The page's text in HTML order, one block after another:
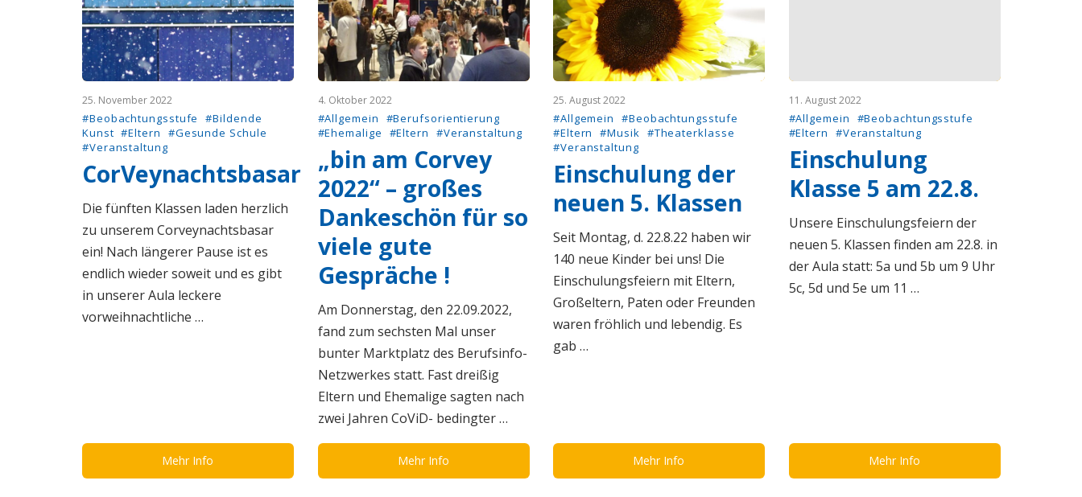
25. November 2022
#Beobachtungsstufe
#Bildende
Kunst #Eltern
#Gesunde Schule
#Veranstaltung
CorVeynachtsbasar
Die fünften Klassen laden herzlich
zu unserem Corveynachtsbasar
ein! Nach längerer Pause ist es
endlich wieder soweit und es gibt
in unserer Aula leckere
vorweihnachtliche …
Mehr Info
4. Oktober 2022
#Allgemein
#Berufsorientierung
#Ehemalige
#Eltern #Veranstaltung
„bin am Corvey
2022“ – großes
Dankeschön für so
viele gute
Gespräche !
Am Donnerstag, den 22.09.2022,
fand zum sechsten Mal unser
bunter Marktplatz des Berufsinfo-
Netzwerkes statt. Fast dreißig
Eltern und Ehemalige sagten nach
zwei Jahren CoViD- bedingter …
Mehr Info
25. August 2022
#Allgemein
#Beobachtungsstufe
#Eltern
#Musik #Theaterklasse
#Veranstaltung
Einschulung der
neuen 5. Klassen
Seit Montag, d. 22.8.22 haben wir
140 neue Kinder bei uns! Die
Einschulungsfeiern mit Eltern,
Großeltern, Paten oder Freunden
waren fröhlich und lebendig. Es
gab …
Mehr Info
11. August 2022
#Allgemein
#Beobachtungsstufe
#Eltern
#Veranstaltung
Einschulung
Klasse 5 am 22.8.
Unsere Einschulungsfeiern der
neuen 5. Klassen finden am 22.8. in
der Aula statt: 5a und 5b um 9 Uhr
5c, 5d und 5e um 11 …
Mehr Info